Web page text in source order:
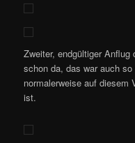
Zweiter, endgültiger
schon da, das war auch
normalerweise auf diesem
ist.